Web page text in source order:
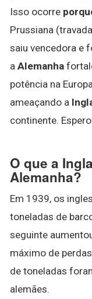
Isso ocorre
Prussiana
saiu vencedora e
a Alemanha
potência na
ameaçando a
continente.
O que a
Alemanha?
Em 1939, os
toneladas de
seguinte
máximo de
de toneladas
alemães.